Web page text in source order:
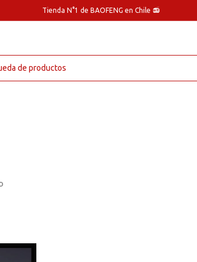
Tienda N°1 de BAOFENG en Chile 📻